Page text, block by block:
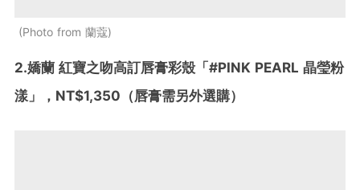
Photo from 蘭蔻
2.嬌蘭 紅寶之吻高訂唇膏彩殼「#PINK PEARL 晶瑩粉
漾」，NT$1,350（ 唇膏需另外選購）